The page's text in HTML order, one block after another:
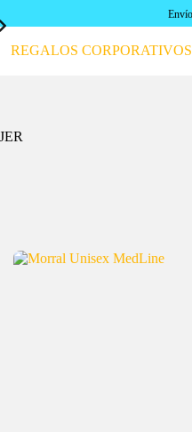
REGALOS CORPORATIVOS